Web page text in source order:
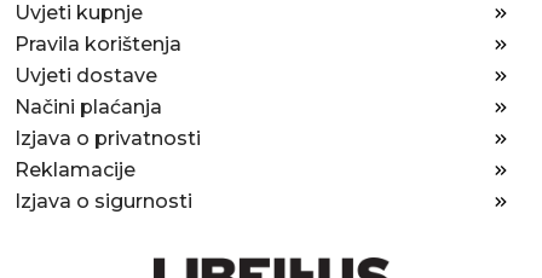
Uvjeti kupnje
Pravila korištenja
Uvjeti dostave
Načini plaćanja
Izjava o privatnosti
Reklamacije
Izjava o sigurnosti